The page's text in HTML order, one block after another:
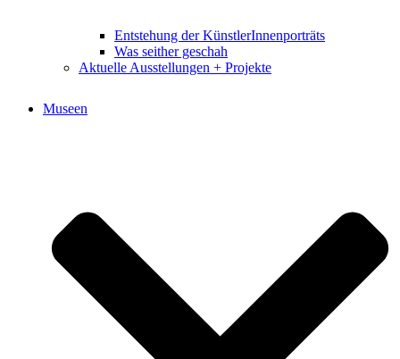
Entstehung der KünstlerInnenporträts
Was seither geschah
Aktuelle Ausstellungen + Projekte
Museen